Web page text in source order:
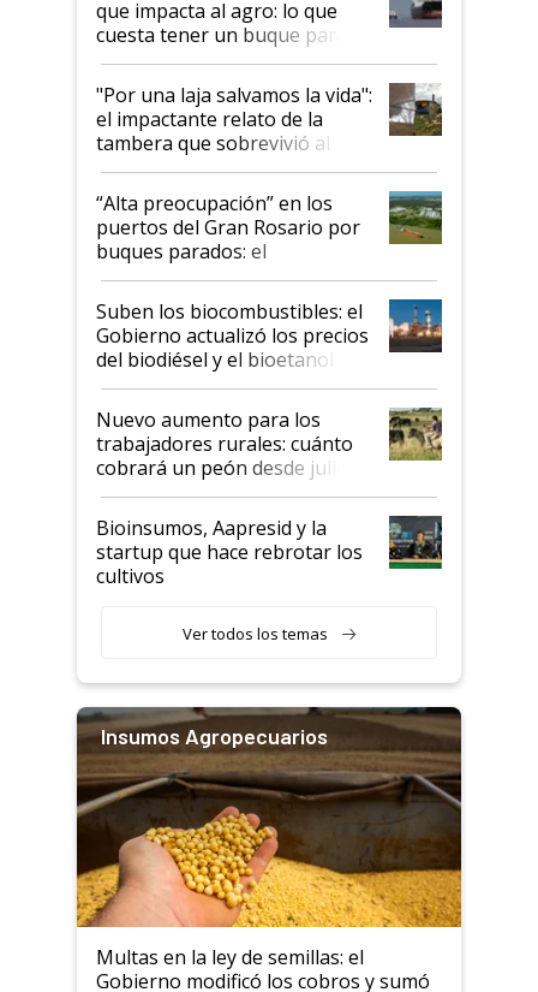
que impacta al agro: lo que
cuesta tener un buque parado
y el peligro de que Argentina
pase a ser "país sucio"
"Por una laja salvamos la vida":
el impactante relato de la
tambera que sobrevivió al
tornado
“Alta preocupación” en los
puertos del Gran Rosario por
buques parados: el
funcionamiento de las
exportadoras en tensión tras
la medida de fuerza de los
prácticos
Suben los biocombustibles: el
Gobierno actualizó los precios
del biodiésel y el bioetanol
Nuevo aumento para los
trabajadores rurales: cuánto
cobrará un peón desde julio
Bioinsumos, Aapresid y la
startup que hace rebrotar los
cultivos
Ver todos los temas
Insumos Agropecuarios
Multas en la ley de semillas: el
Gobierno modificó los cobros y sumó